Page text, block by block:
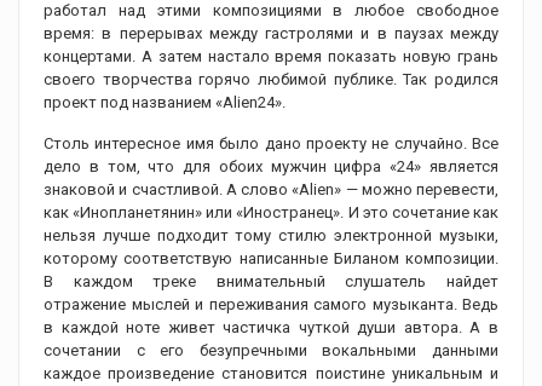
работал над этими композициями в любое свободное
время: в перерывах между гастролями и в паузах между
концертами. А затем настало время показать новую грань
своего творчества горячо любимой публике. Так родился
проект под названием «Alien24».
Столь интересное имя было дано проекту не случайно. Все
дело в том, что для обоих мужчин цифра «24» является
знаковой и счастливой. А слово «Alien» — можно перевести,
как «Инопланетянин» или «Иностранец». И это сочетание как
нельзя лучше подходит тому стилю электронной музыки,
которому соответствую написанные Биланом композиции.
В каждом треке внимательный слушатель найдет
отражение мыслей и переживания самого музыканта. Ведь
в каждой ноте живет частичка чуткой души автора. А в
сочетании с его безупречными вокальными данными
каждое произведение становится поистине уникальным и